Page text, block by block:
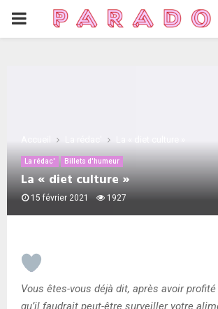
PRIMARY
La rédac' Billets d'humeur
La « diet culture »
15 février 2021 1927
Vous êtes-vous déjà dit, après avoir profité
qu’il faudrait peut-être surveiller votre